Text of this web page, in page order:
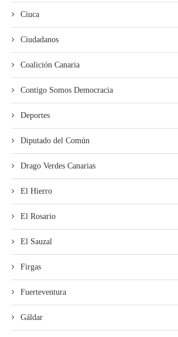
Ciuca
Ciudadanos
Coalición Canaria
Contigo Somos Democracia
Deportes
Diputado del Común
Drago Verdes Canarias
El Hierro
El Rosario
El Sauzal
Firgas
Fuerteventura
Gáldar